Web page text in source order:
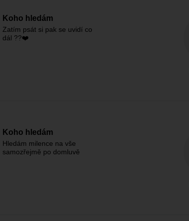
Koho hledám
Zatím psát si pak se uvidí co
dál ??❤️
Koho hledám
Hledám milence na vše
samozřejmě po domluvě